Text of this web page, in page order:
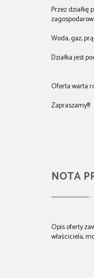
Przez
Woda, gaz,
Działka jest
Oferta warta
Zapraszamy!!!
NOTA
Opis oferty
właściciela,